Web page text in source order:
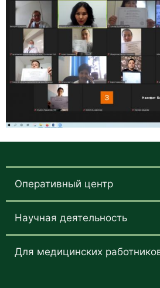
Оперативный центр
Научная деятельность
Для медицинских